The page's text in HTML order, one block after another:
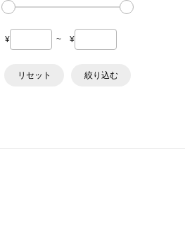
¥ ~ ¥
リセット 絞り込む